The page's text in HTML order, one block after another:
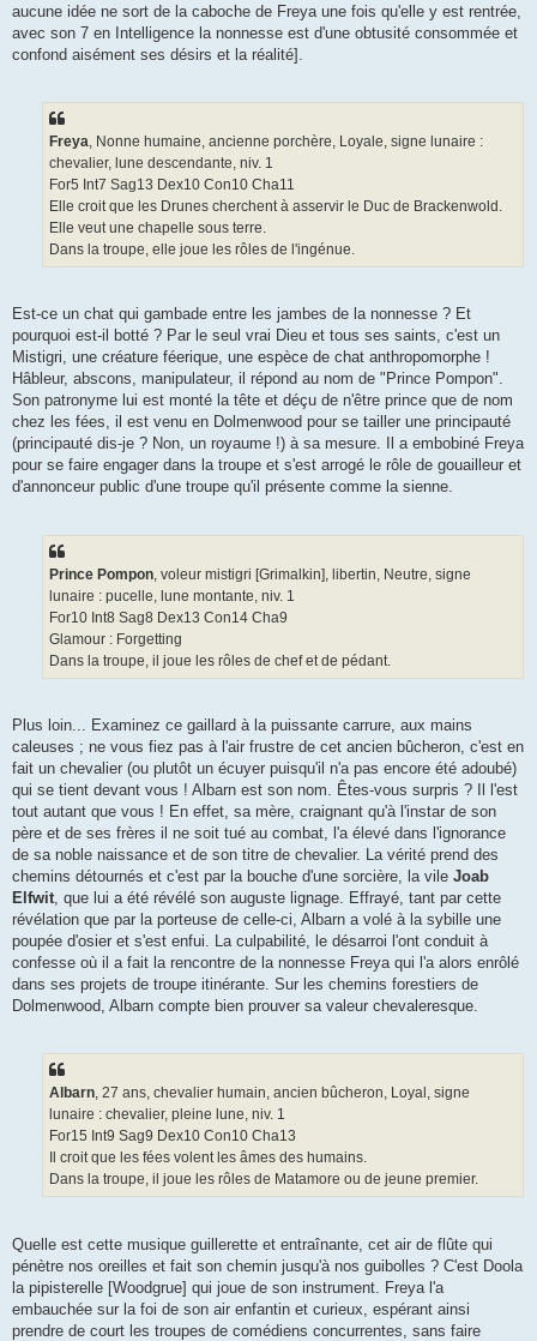
aucune idée ne sort de la caboche de Freya une fois qu'elle y est rentrée,
avec son 7 en Intelligence la nonnesse est d'une obtusité consommée et
confond aisément ses désirs et la réalité].
Freya, Nonne humaine, ancienne porchère, Loyale, signe lunaire :
chevalier, lune descendante, niv. 1
For5 Int7 Sag13 Dex10 Con10 Cha11
Elle croit que les Drunes cherchent à asservir le Duc de Brackenwold.
Elle veut une chapelle sous terre.
Dans la troupe, elle joue les rôles de l'ingénue.
Est-ce un chat qui gambade entre les jambes de la nonnesse ? Et
pourquoi est-il botté ? Par le seul vrai Dieu et tous ses saints, c'est un
Mistigri, une créature féerique, une espèce de chat anthropomorphe !
Hâbleur, abscons, manipulateur, il répond au nom de "Prince Pompon".
Son patronyme lui est monté la tête et déçu de n'être prince que de nom
chez les fées, il est venu en Dolmenwood pour se tailler une principauté
(principauté dis-je ? Non, un royaume !) à sa mesure. Il a embobiné Freya
pour se faire engager dans la troupe et s'est arrogé le rôle de gouailleur et
d'annonceur public d'une troupe qu'il présente comme la sienne.
Prince Pompon , voleur mistigri [Grimalkin], libertin, Neutre, signe
lunaire : pucelle, lune montante, niv. 1
For10 Int8 Sag8 Dex13 Con14 Cha9
Glamour : Forgetting
Dans la troupe, il joue les rôles de chef et de pédant.
Plus loin... Examinez ce gaillard à la puissante carrure, aux mains
caleuses ; ne vous fiez pas à l'air frustre de cet ancien bûcheron, c'est en
fait un chevalier (ou plutôt un écuyer puisqu'il n'a pas encore été adoubé)
qui se tient devant vous ! Albarn est son nom. Êtes-vous surpris ? Il l'est
tout autant que vous ! En effet, sa mère, craignant qu'à l'instar de son
père et de ses frères il ne soit tué au combat, l'a élevé dans l'ignorance
de sa noble naissance et de son titre de chevalier. La vérité prend des
chemins détournés et c'est par la bouche d'une sorcière, la vile Joab
Elfwit, que lui a été révélé son auguste lignage. Effrayé, tant par cette
révélation que par la porteuse de celle-ci, Albarn a volé à la sybille une
poupée d'osier et s'est enfui. La culpabilité, le désarroi l'ont conduit à
confesse où il a fait la rencontre de la nonnesse Freya qui l'a alors enrôlé
dans ses projets de troupe itinérante. Sur les chemins forestiers de
Dolmenwood, Albarn compte bien prouver sa valeur chevaleresque.
Albarn, 27 ans, chevalier humain, ancien bûcheron, Loyal, signe
lunaire : chevalier, pleine lune, niv. 1
For15 Int9 Sag9 Dex10 Con10 Cha13
Il croit que les fées volent les âmes des humains.
Dans la troupe, il joue les rôles de Matamore ou de jeune premier.
Quelle est cette musique guillerette et entraînante, cet air de flûte qui
pénètre nos oreilles et fait son chemin jusqu'à nos guibolles ? C'est Doola
la pipisterelle [Woodgrue] qui joue de son instrument. Freya l'a
embauchée sur la foi de son air enfantin et curieux, espérant ainsi
prendre de court les troupes de comédiens concurrentes, sans faire